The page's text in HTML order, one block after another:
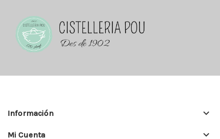
Información keyboard_arrow_down
Mi Cuenta keyboard_arrow_down